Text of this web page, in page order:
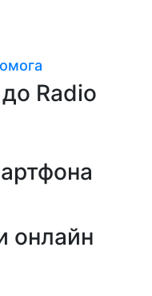
Radio
онлайн